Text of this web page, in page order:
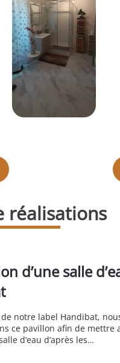
réalisations
d’une salle
notre label Handibat,
ce pavillon afin de mettre
d’eau d’après les